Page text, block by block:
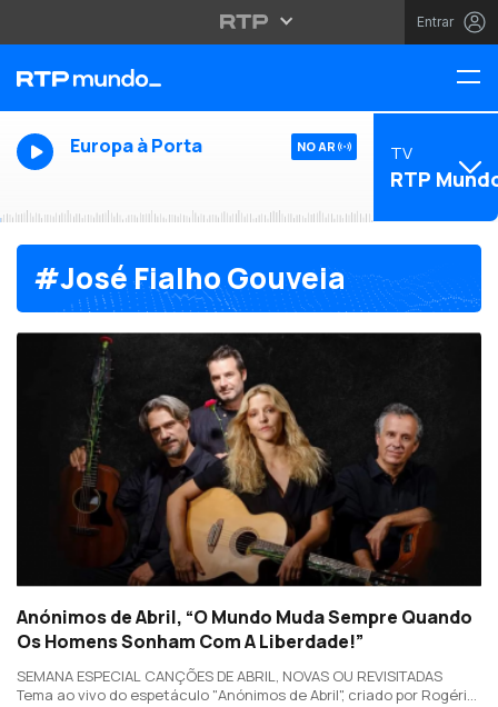
Entrar
Europa à Porta NO AR TV
RTP
#José Fialho Gouveia
Anónimos de Abril, “O Mundo Muda Sempre Quando
Os Homens Sonham Com A Liberdade!”
SEMANA ESPECIAL CANÇÕES DE ABRIL, NOVAS OU REVISITADAS
Tema ao vivo do espetáculo "Anónimos de Abril", criado por Rogério